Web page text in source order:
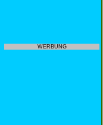
WERBUNG